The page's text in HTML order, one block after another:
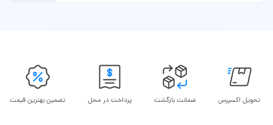
تحویل اکسپرس ضمانت بازگشت پرداخت در محل تضمین بهترین قیمت